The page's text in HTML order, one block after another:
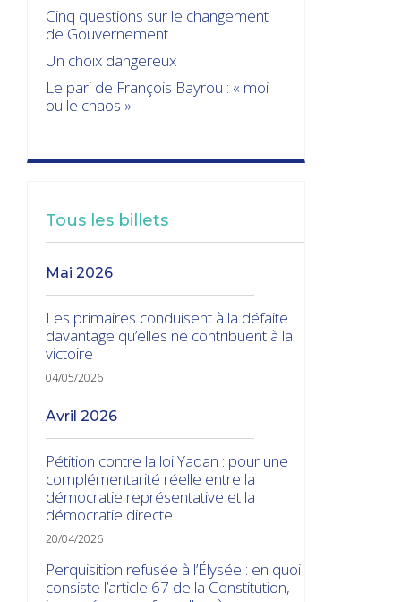
Cinq questions sur le changement
de Gouvernement
Un choix dangereux
Le pari de François Bayrou : « moi
ou le chaos »
Tous les billets
mai 2026
Les primaires conduisent à la défaite
davantage qu’elles ne contribuent à la
victoire
04/05/2026
avril 2026
Pétition contre la loi Yadan : pour une
complémentarité réelle entre la
démocratie représentative et la
démocratie directe
20/04/2026
Perquisition refusée à l’Élysée : en quoi
consiste l’article 67 de la Constitution,